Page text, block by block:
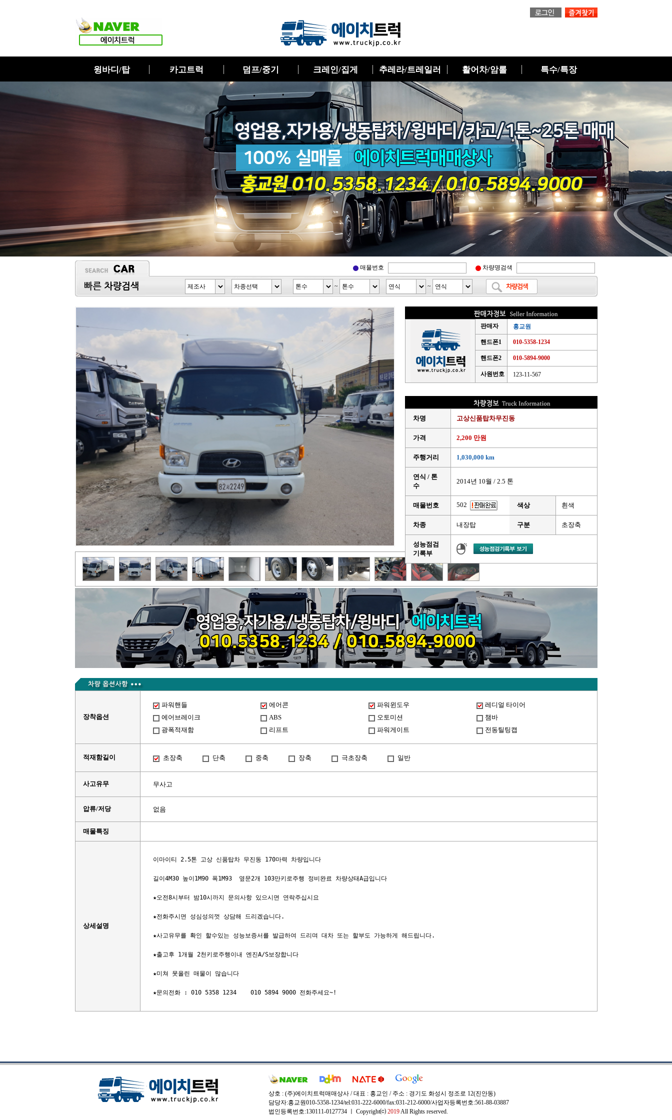
윙바디/탑 카고트럭 덤프/중기 크레인/집게 추레라/트레일러 활어차/암롤 특수/특장
매물번호 차량명검색
~ ~
판매자 홍교원
핸드폰1 010-5358-1234
핸드폰2 010-5894-9000
사원번호 123-11-567
차명 고상신품탑차무진동
가격 2,200 만원
주행거리 1,030,000 km
연식 / 톤
수
2014년 10월 / 2.5 톤
매물번호 502 색상 흰색
차종 내장탑 구분 초장축
성능점검
기록부
장착옵션
파워핸들 에어콘 파워윈도우
레디얼 타이어
에어브레이크
ABS 오토미션
챔바
광폭적재함
리프트 파워게이트 전동틸팅캡
적재함길이 초장축 단축 중축 장축 극초장축 일반
사고유무 무사고
압류/저당 없음
매물특징
상세설명
이마이티 2.5톤 고상 신품탑차 무진동 170마력 차량입니다
길이4M30 높이1M90 폭1M93  옆문2개 103만키로주행 정비완료 차량상태A급입니다
★오전8시부터 밤10시까지 문의사항 있으시면 연락주십시요
★전화주시면 성심성의껏 상담해 드리겠습니다.
★사고유무를 확인 할수있는 성능보증서를 발급하여 드리며 대차 또는 할부도 가능하게 해드립니다.
★출고후 1개월 2천키로주행이내 엔진A/S보장합니다
★미쳐 못올린 매물이 많습니다
상호 : (주)에이치트럭매매상사 / 대표 : 홍교인 / 주소 : 경기도 화성시 정조로 12(진안동)
담당자:홍교원010-5358-1234/tel:031-222-6000/fax:031-212-6000/사업자등록번호:561-88-03887
법인등록번호:130111-0127734 ㅣ Copyright⒞ 2019All Rights reserved.